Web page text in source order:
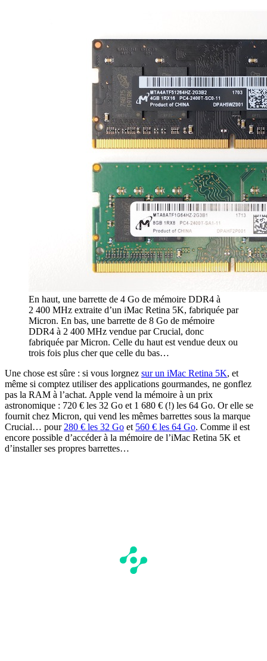
En haut, une barrette de 4 Go de mémoire DDR4 à
2 400 MHz extraite d’un iMac Retina 5K, fabriquée par
Micron. En bas, une barrette de 8 Go de mémoire
DDR4 à 2 400 MHz vendue par Crucial, donc
fabriquée par Micron. Celle du haut est vendue deux ou
trois fois plus cher que celle du bas…
Une chose est sûre : si vous lorgnez sur un iMac Retina 5K, et
même si comptez utiliser des applications gourmandes, ne gonflez
pas la RAM à l’achat. Apple vend la mémoire à un prix
astronomique : 720 € les 32 Go et 1 680 € (!) les 64 Go. Or elle se
fournit chez Micron, qui vend les mêmes barrettes sous la marque
Crucial… pour 280 € les 32 Go et 560 € les 64 Go. Comme il est
encore possible d’accéder à la mémoire de l’iMac Retina 5K et
d’installer ses propres barrettes…